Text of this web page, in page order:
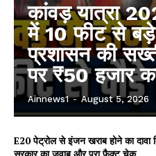
कांवड़ यात्रा
में 10 फीट से
प्रशासन की
पर ₹50 हजार
Ainnews1 - August 5, 2026
E20 पेट्रोल से इंजन खराब होने का दावा